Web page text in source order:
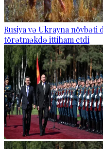
Rusiya və Ukrayna
törətməkdə ittiham etdi